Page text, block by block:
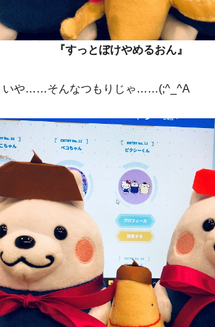
『すっとぼけやめるおん』
や……そんなつもりじゃ……(;^_^A